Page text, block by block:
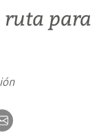
ruta para